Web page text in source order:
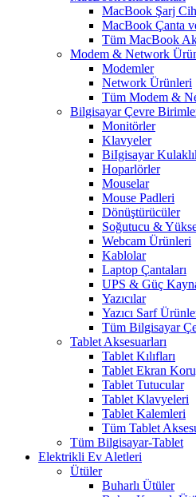
MacBook Şarj
MacBook Çanta
Tüm MacBook
Modem & Network
Modemler
Network Ürünleri
Tüm Modem &
Bilgisayar Çevre
Monitörler
Klavyeler
BiIgisayar
Hoparlörler
Mouselar
Mouse Padleri
Dönüştürücüler
Soğutucu &
Webcam Ürünleri
Kablolar
Laptop Çantaları
UPS & Güç
Yazıcılar
Yazıcı Sarf
Tüm Bilgisayar
Tablet Aksesuarları
Tablet Kılıfları
Tablet Ekran
Tablet Tutucular
Tablet Klavyeleri
Tablet Kalemleri
Tüm Tablet
Tüm Bilgisayar-Tablet
Elektrikli Ev Aletleri
Ütüler
Buharlı Ütüler